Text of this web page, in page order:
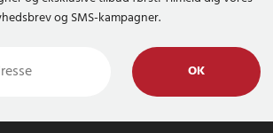
og SMS-kampagner.
OK